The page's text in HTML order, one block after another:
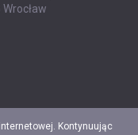
Kontynuując